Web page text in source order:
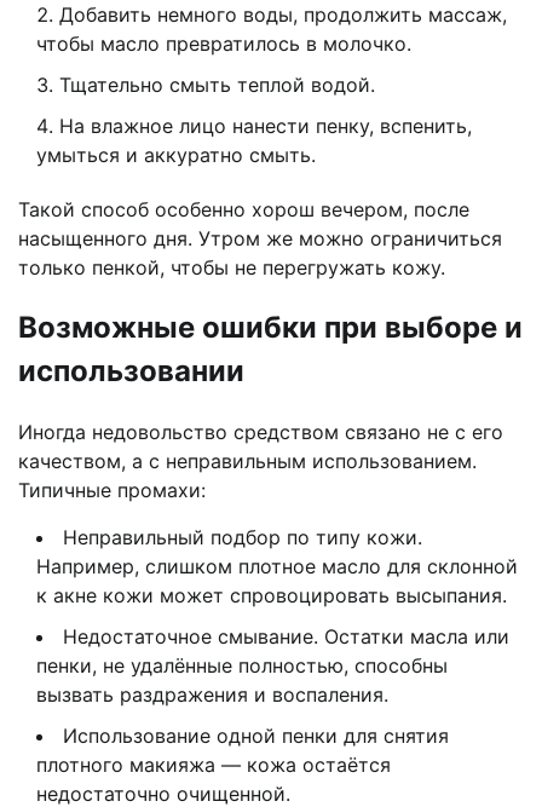
Добавить немного воды, продолжить массаж,
чтобы масло превратилось в молочко.
Тщательно смыть теплой водой.
На влажное лицо нанести пенку, вспенить,
умыться и аккуратно смыть.
Такой способ особенно хорош вечером, после
насыщенного дня. Утром же можно ограничиться
только пенкой, чтобы не перегружать кожу.
Возможные ошибки при выборе и
использовании
Иногда недовольство средством связано не с его
качеством, а с неправильным использованием.
Типичные промахи:
Неправильный подбор по типу кожи.
Например, слишком плотное масло для склонной
к акне кожи может спровоцировать высыпания.
Недостаточное смывание. Остатки масла или
пенки, не удалённые полностью, способны
вызвать раздражения и воспаления.
Использование одной пенки для снятия
плотного макияжа — кожа остаётся
недостаточно очищенной.